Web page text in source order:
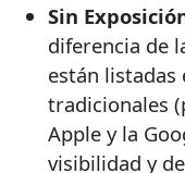
Sin
diferencia de
están listadas
tradicionales
Apple y la
visibilidad y